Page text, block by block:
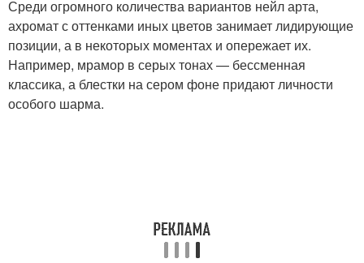
Среди огромного количества вариантов нейл арта,
ахромат с оттенками иных цветов занимает лидирующие
позиции, а в некоторых моментах и опережает их.
Например, мрамор в серых тонах — бессменная
классика, а блестки на сером фоне придают личности
особого шарма.